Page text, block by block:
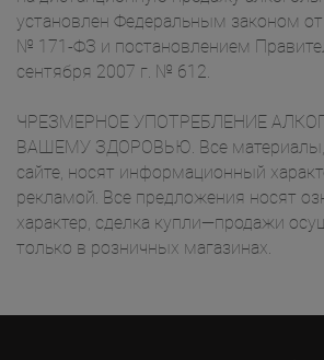
установлен Федеральным законом
№ 171-ФЗ и постановлением
сентября 2007 г. № 612.
ЧРЕЗМЕРНОЕ УПОТРЕБЛЕНИЕ
ВАШЕМУ ЗДОРОВЬЮ. Все материалы,
сайте, носят информационный
рекламой. Все предложения носят
характер, сделка купли—продажи
только в розничных магазинах.